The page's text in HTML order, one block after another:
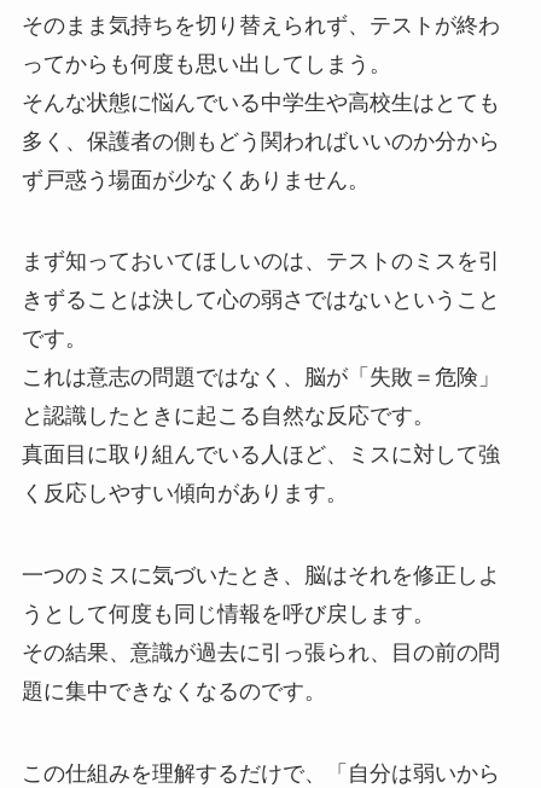
そのまま気持ちを切り替えられず、テストが終わ
ってからも何度も思い出してしまう。
そんな状態に悩んでいる中学生や高校生はとても
多く、保護者の側もどう関わればいいのか分から
ず戸惑う場面が少なくありません。
まず知っておいてほしいのは、テストのミスを引
きずることは決して心の弱さではないということ
です。
これは意志の問題ではなく、脳が「失敗＝危険」
と認識したときに起こる自然な反応です。
真面目に取り組んでいる人ほど、ミスに対して強
く反応しやすい傾向があります。
一つのミスに気づいたとき、脳はそれを修正しよ
うとして何度も同じ情報を呼び戻します。
その結果、意識が過去に引っ張られ、目の前の問
題に集中できなくなるのです。
この仕組みを理解するだけで、「自分は弱いから